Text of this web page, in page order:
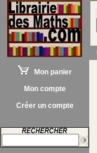
Mon panier
Mon compte
Créer un compte